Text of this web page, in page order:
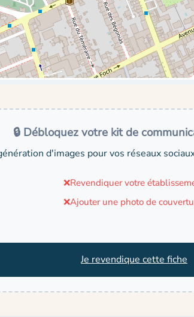
🔒 Débloquez votre kit de
d'images pour vos réseaux
❌Revendiquer votre
❌Ajouter une photo de
Je revendique cette fiche